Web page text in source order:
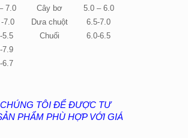
7.0 Cây bơ
5.0 – 6.0
7.0 Dưa chuột
6.5-7.0
5.5 Chuối
6.0-6.5
7.9
6.7
TÔI ĐỂ ĐƯỢC TƯ
PHẨM PHÙ HỢP VỚI GIÁ